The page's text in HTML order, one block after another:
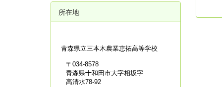
所在地
青森県立三本木農業恵拓高等学校
〒034-8578
青森県十和田市大字相坂字
高清水78-92